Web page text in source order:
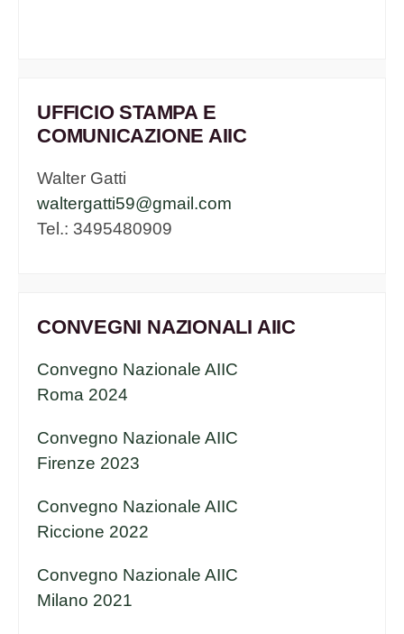
UFFICIO STAMPA E
COMUNICAZIONE AIIC
Walter Gatti
waltergatti59@gmail.com
Tel.: 3495480909
CONVEGNI NAZIONALI AIIC
Convegno Nazionale AIIC
Roma 2024
Convegno Nazionale AIIC
Firenze 2023
Convegno Nazionale AIIC
Riccione 2022
Convegno Nazionale AIIC
Milano 2021